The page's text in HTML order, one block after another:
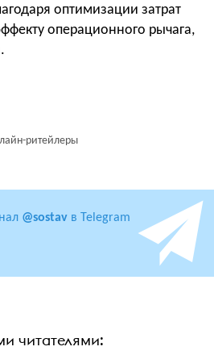
оптимизации затрат
операционного рычага,
ритейлеры
@sostav в Telegram
читателями: